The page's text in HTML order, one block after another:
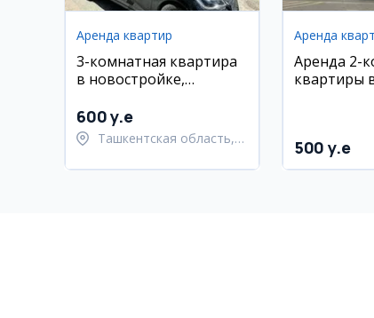
Аренда квартир
3-комнатная квартира
в новостройке,
600 y.e
Ташкентская область,
Аренда
Аренда 2-
квартиры
500 y.e